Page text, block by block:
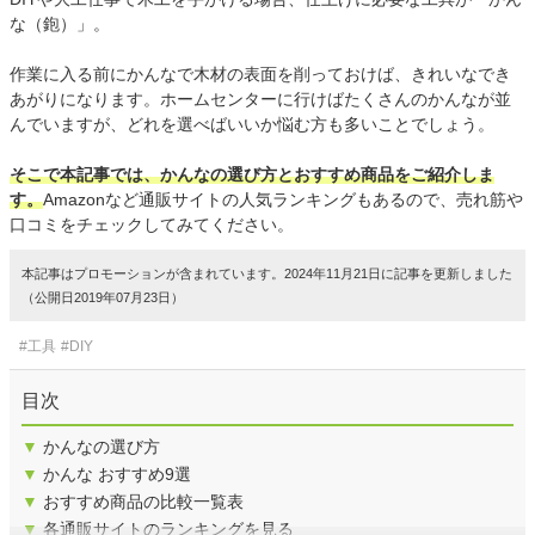
な（鉋）」。
作業に入る前にかんなで木材の表面を削っておけば、きれいなでき
あがりになります。ホームセンターに行けばたくさんのかんなが並
んでいますが、どれを選べばいいか悩む方も多いことでしょう。
そこで本記事では、かんなの選び方とおすすめ商品をご紹介しま
す。Amazonなど通販サイトの人気ランキングもあるので、売れ筋や
口コミをチェックしてみてください。
本記事はプロモーションが含まれています。2024年11月21日に記事を更新しました
（公開日2019年07月23日）
#工具 #DIY
目次
▼ かんなの選び方
▼ かんな おすすめ9選
▼ おすすめ商品の比較一覧表
▼ 各通販サイトのランキングを見る